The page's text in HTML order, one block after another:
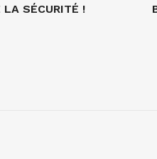
LA SÉCURITÉ !